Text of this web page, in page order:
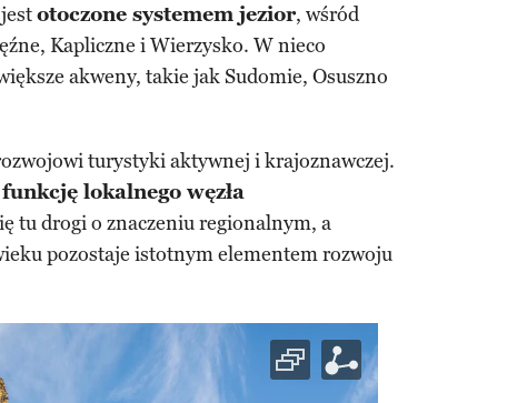
otoczone systemem jezior, wśród
Kapliczne i Wierzysko. W nieco
akweny, takie jak Sudomie, Osuszno
turystyki aktywnej i krajoznawczej.
funkcję lokalnego węzła
tu drogi o znaczeniu regionalnym, a
pozostaje istotnym elementem rozwoju